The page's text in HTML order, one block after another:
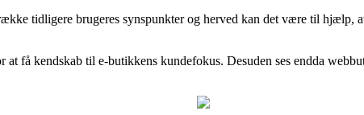
tidligere brugeres synspunkter og herved kan det være til hjælp,
få kendskab til e-butikkens kundefokus. Desuden ses endda